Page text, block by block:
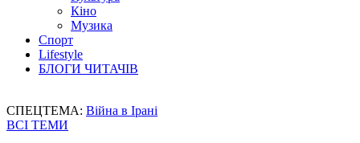
Кіно
Музика
Спорт
Lifestyle
БЛОГИ ЧИТАЧІВ
СПЕЦТЕМА: Війна в Ірані
ВСІ ТЕМИ